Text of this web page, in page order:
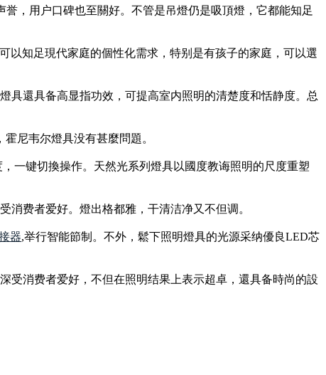
誉，用户口碑也至關好。不管是吊燈仍是吸頂燈，它都能知足
以知足現代家庭的個性化需求，特别是有孩子的家庭，可以選
具還具备高显指功效，可提高室内照明的清楚度和恬静度。总
尼韦尔燈具没有甚麼問題。
一键切換操作。天然光系列燈具以國度教诲照明的尺度重塑
费者爱好。燈出格都雅，干清洁净又不但调。
器,举行智能節制。不外，鬆下照明燈具的光源采纳優良LED芯
受消费者爱好，不但在照明结果上表示超卓，還具备時尚的設